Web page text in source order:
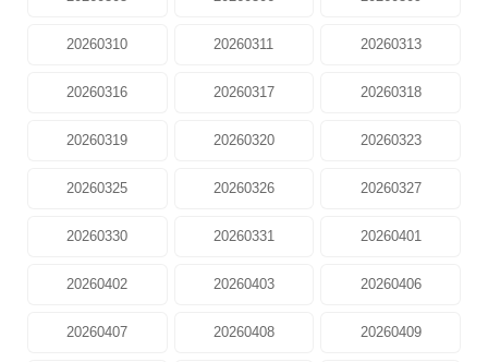
20260310 20260311 20260313
20260316 20260317 20260318
20260319 20260320 20260323
20260325 20260326 20260327
20260330 20260331 20260401
20260402 20260403 20260406
20260407 20260408 20260409